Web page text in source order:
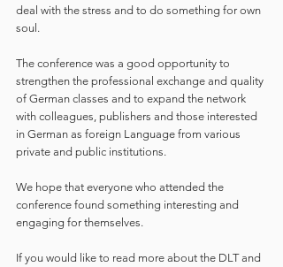
deal with the stress and to do something for own
soul.
The conference was a good opportunity to
strengthen the professional exchange and quality
of German classes and to expand the network
with colleagues, publishers and those interested
in German as foreign Language from various
private and public institutions.
We hope that everyone who attended the
conference found something interesting and
engaging for themselves.
If you would like to read more about the DLT and